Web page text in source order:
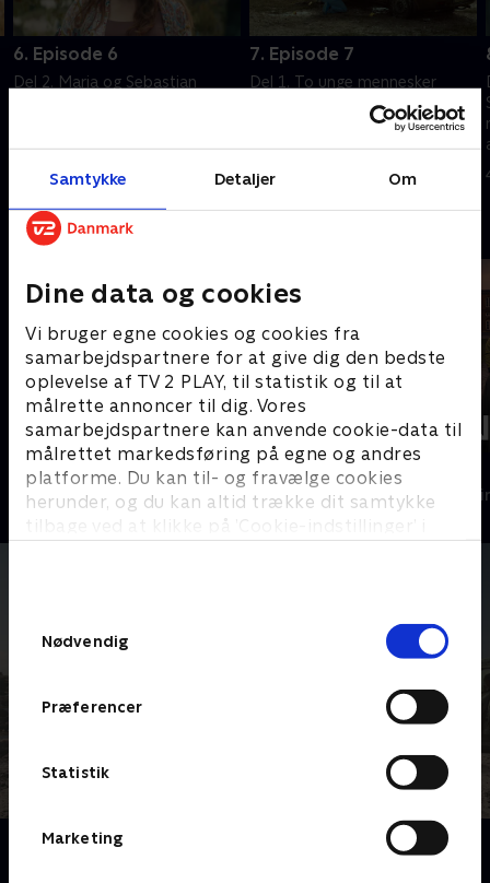
Samtykke Detaljer Om
Dine data og cookies
Vi bruger egne cookies og cookies fra
samarbejdspartnere for at give dig den bedste
oplevelse af TV 2 PLAY, til statistik og til at
målrette annoncer til dig. Vores
samarbejdspartnere kan anvende cookie-data til
målrettet markedsføring på egne og andres
platforme. Du kan til- og fravælge cookies
herunder, og du kan altid trække dit samtykke
tilbage ved at klikke på ’Cookie-indstillinger’ i
Nødvendig
Præferencer
Statistik
Marketing
6. Episode 6
Del 2. Maria og Sebastian
parforholdsdrama.
28. august 2023 • 44 min
7. Episode 7
Del 1. To unge mennesker
findes på bunden af et
kalkstensbrud. I bilen sidder en
øens højskoler
4. september 2023 • 44 min
Andre så også
Mord i Skærgården
Krimi & Spænding • 4 sæsoner
Sandheden
Krimi &
Om Maria Wern